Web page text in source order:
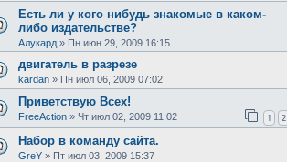
Есть ли у кого нибудь знакомые в каком-
либо издательстве?
Алукард » Пн июн 29, 2009 16:15
двигатель в разрезе
kardan » Пн июл 06, 2009 07:02
Приветствую Всех!
FreeAction » Чт июл 02, 2009 11:02 1 2
Набор в команду сайта.
GreY » Пт июл 03, 2009 15:37